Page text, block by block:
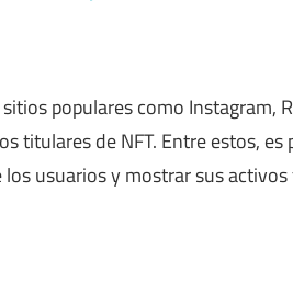
populares como Instagram,
titulares de NFT. Entre estos,
usuarios y mostrar sus